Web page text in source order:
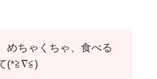
めちゃくちゃ、食べる
(*≧︎∇︎≦︎)